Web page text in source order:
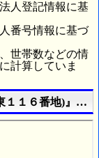
人登記情報に基
番号情報に基づ
世帯数などの情
計算していま
１１６番地)』の